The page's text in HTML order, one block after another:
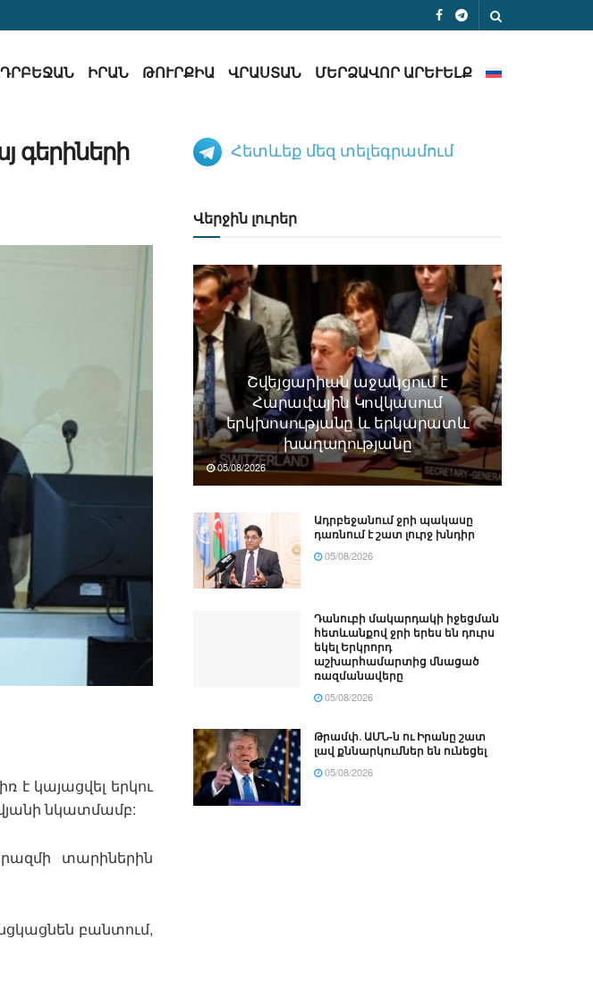
ԻՐԱՆ ԹՈՒՐՔԻԱ ՎՐԱՍՏԱՆ ՄԵՐՁԱՎՈՐ ԱՐԵՒԵԼՔ
գերիների
է կայացվել երկու
նկատմամբ:
տարիներին
բանտում,
Հետևեք մեզ տելեգրամում
Վերջին լուրեր
Շվեյցարիան աջակցում է
Հարավային Կովկասում
երկխոսությանը և երկարատև
խաղաղությանը
05/08/2026
Ադրբեջանում ջրի պակասը
դառնում է շատ լուրջ խնդիր
05/08/2026
Դանուբի մակարդակի իջեցման
հետևանքով ջրի երես են դուրս
եկել Երկրորդ
աշխարհամարտից մնացած
ռազմանավերը
05/08/2026
Թրամփ․ ԱՄՆ-ն ու Իրանը շատ
լավ քննարկումներ են ունեցել
05/08/2026